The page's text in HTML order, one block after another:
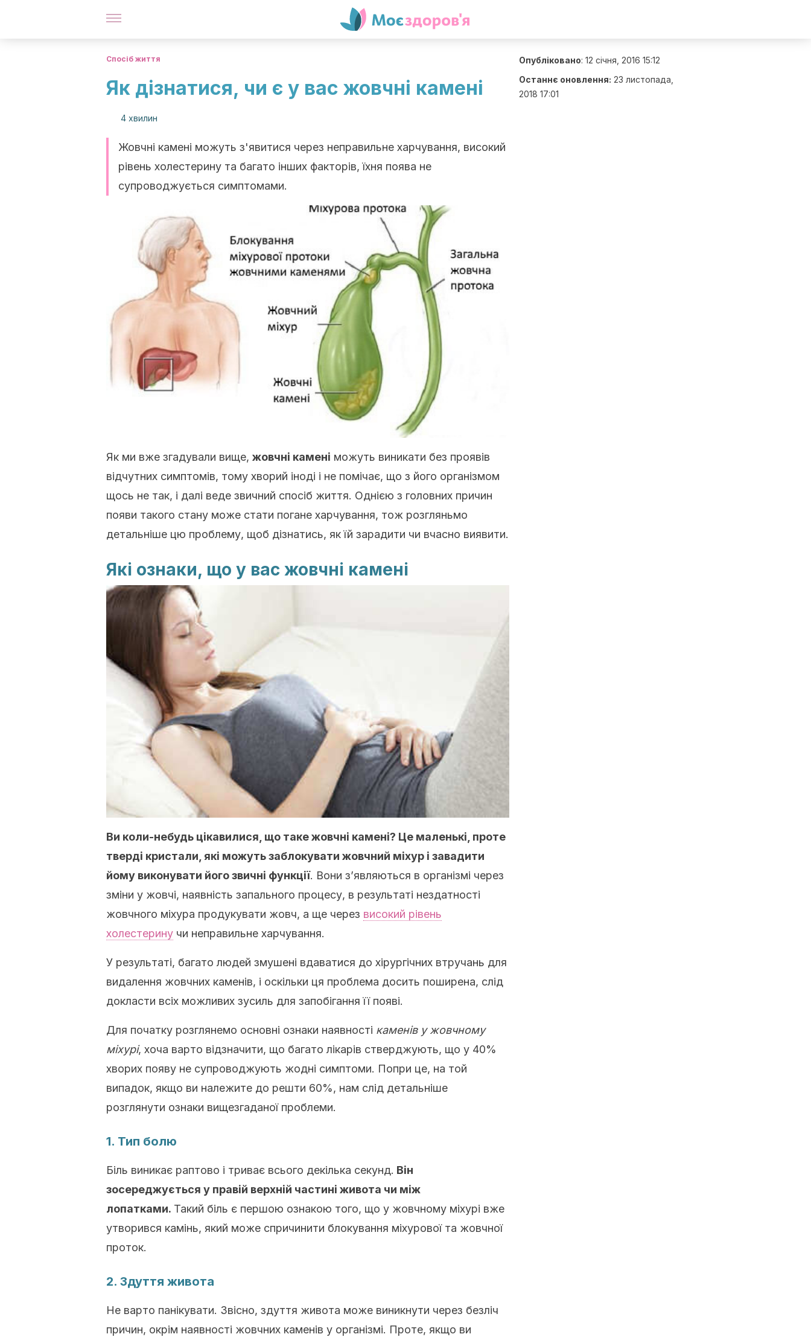
Спосіб життя
Як дізнатися, чи є у вас жовчні камені
4 хвилин
Жовчні камені можуть з'явитися через неправильне харчування, високий
рівень холестерину та багато інших факторів, їхня поява не
супроводжується симптомами.
Як ми вже згадували вище, жовчні камені можуть виникати без проявів
відчутних симптомів, тому хворий іноді і не помічає, що з його організмом
щось не так, і далі веде звичний спосіб життя. Однією з головних причин
появи такого стану може стати погане харчування, тож розгляньмо
детальніше цю проблему, щоб дізнатись, як їй зарадити чи вчасно виявити.
Які ознаки, що у вас жовчні камені
Ви коли-небудь цікавилися, що таке жовчні камені? Це маленькі, проте
тверді кристали, які можуть заблокувати жовчний міхур і завадити
йому виконувати його звичні функції. Вони з’являються в організмі через
зміни у жовчі, наявність запального процесу, в результаті нездатності
жовчного міхура продукувати жовч, а ще через високий рівень
холестерину чи неправильне харчування.
У результаті, багато людей змушені вдаватися до хірургічних втручань для
видалення жовчних каменів, і оскільки ця проблема досить поширена, слід
докласти всіх можливих зусиль для запобігання її появі.
Для початку розглянемо основні ознаки наявності каменів у жовчному
міхурі, хоча варто відзначити, що багато лікарів стверджують, що у 40%
хворих появу не супроводжують жодні симптоми. Попри це, на той
випадок, якщо ви належите до решти 60%, нам слід детальніше
розглянути ознаки вищезгаданої проблеми.
1. Тип болю
Біль виникає раптово і триває всього декілька секунд. Він
зосереджується у правій верхній частині живота чи між
лопатками. Такий біль є першою ознакою того, що у жовчному міхурі вже
утворився камінь, який може спричинити блокування міхурової та жовчної
проток.
2. Здуття живота
Не варто панікувати. Звісно, здуття живота може виникнути через безліч
причин, окрім наявності жовчних каменів у організмі. Проте, якщо ви
Опубліковано: 12 січня, 2016 15:12
Останнє оновлення: 23 листопада,
2018 17:01